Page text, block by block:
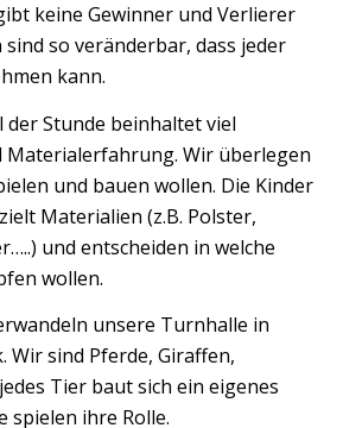
keine Gewinner und Verlierer
sind so veränderbar, dass jeder
kann.
der Stunde beinhaltet viel
Materialerfahrung. Wir überlegen
und bauen wollen. Die Kinder
Materialien (z.B. Polster,
und entscheiden in welche
wollen.
unsere Turnhalle in
Wir sind Pferde, Giraffen,
Tier baut sich ein eigenes
spielen ihre Rolle.